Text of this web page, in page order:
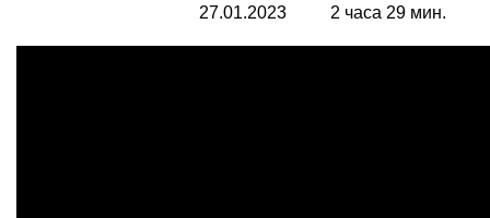
27.01.2023 2 часа 29 мин.